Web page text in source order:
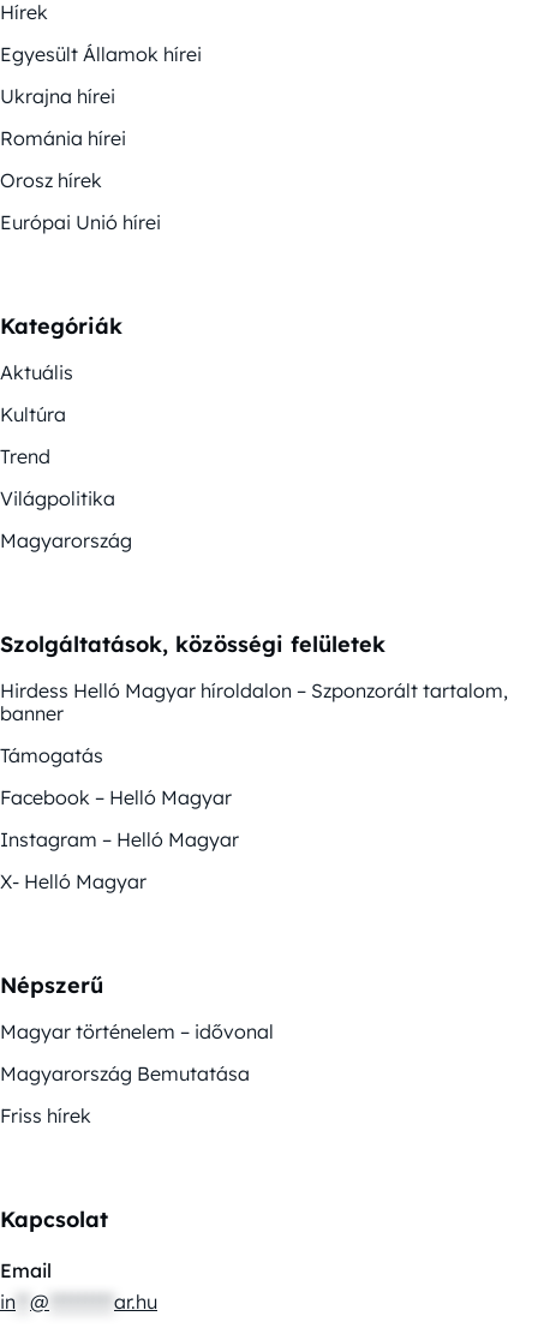
Hírek
Egyesült Államok hírei
Ukrajna hírei
Románia hírei
Orosz hírek
Európai Unió hírei
Kategóriák
Aktuális
Kultúra
Trend
Világpolitika
Magyarország
Szolgáltatások, közösségi felületek
Hirdess Helló Magyar híroldalon – Szponzorált tartalom,
banner
Támogatás
Facebook – Helló Magyar
Instagram – Helló Magyar
X- Helló Magyar
Népszerű
Magyar történelem – idővonal
Magyarország Bemutatása
Friss hírek
Kapcsolat
Email
in @ ar.hu